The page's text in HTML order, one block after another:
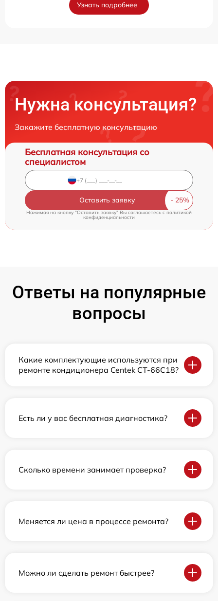
Узнать подробнее
Нужна консультация?
Закажите бесплатную консультацию
Бесплатная консультация со
специалистом
Оставить заявку
Нажимая на кнопку "Оставить заявку" Вы соглашаетесь c политикой
конфиденциальности
Ответы на популярные
вопросы
Какие комплектующие используются при
ремонте кондиционера Centek CT-66C18?
Есть ли у вас бесплатная диагностика?
Сколько времени занимает проверка?
Меняется ли цена в процессе ремонта?
Можно ли сделать ремонт быстрее?